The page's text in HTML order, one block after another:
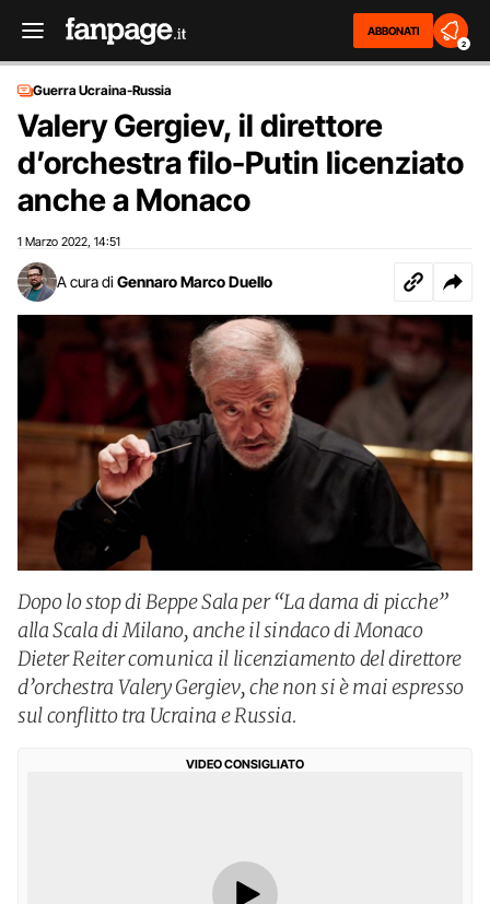
ABBONATI
2
Guerra Ucraina-Russia
Valery Gergiev, il direttore
d’orchestra filo-Putin licenziato
anche a Monaco
1 Marzo 2022 14:51
A cura di Gennaro Marco Duello
Dopo lo stop di Beppe Sala per “La dama di picche”
alla Scala di Milano, anche il sindaco di Monaco
Dieter Reiter comunica il licenziamento del direttore
d’orchestra Valery Gergiev, che non si è mai espresso
sul conflitto tra Ucraina e Russia.
VIDEO CONSIGLIATO